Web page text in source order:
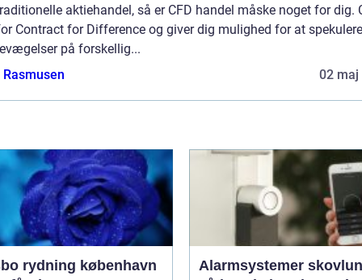
aktiehandel, så er CFD handel måske noget for dig.
Contract for Difference og giver dig mulighed for at
på forskellig...
02 maj
rydning københavn
Alarmsystemer